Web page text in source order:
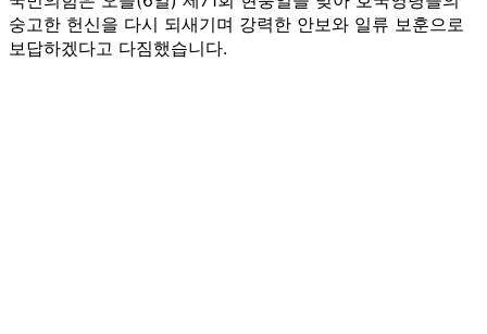
숭고한 헌신을 다시 되새기며 강력한 안보와 일류 보훈으로
보답하겠다고 다짐했습니다.